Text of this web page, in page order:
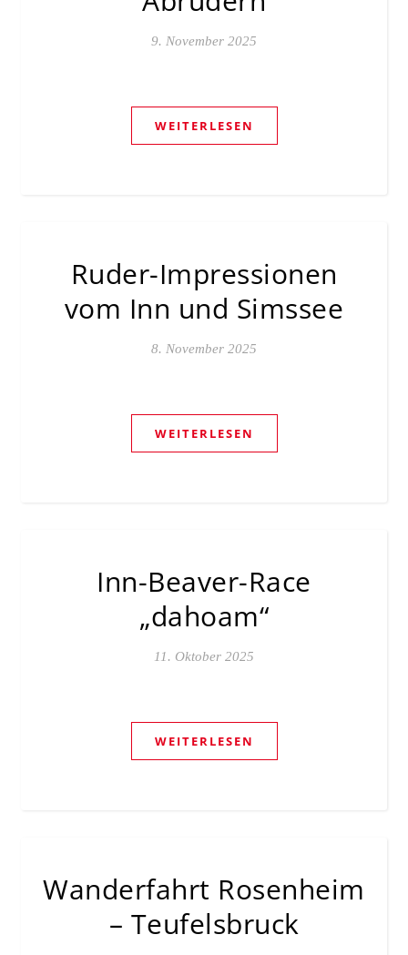
9. November 2025
WEITERLESEN
Ruder-Impressionen
vom Inn und Simssee
8. November 2025
WEITERLESEN
Inn-Beaver-Race
„dahoam“
11. Oktober 2025
WEITERLESEN
Wanderfahrt Rosenheim
– Teufelsbruck